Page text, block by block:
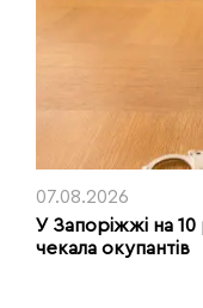
07.08.2026
У Запоріжжі на 10
чекала окупантів